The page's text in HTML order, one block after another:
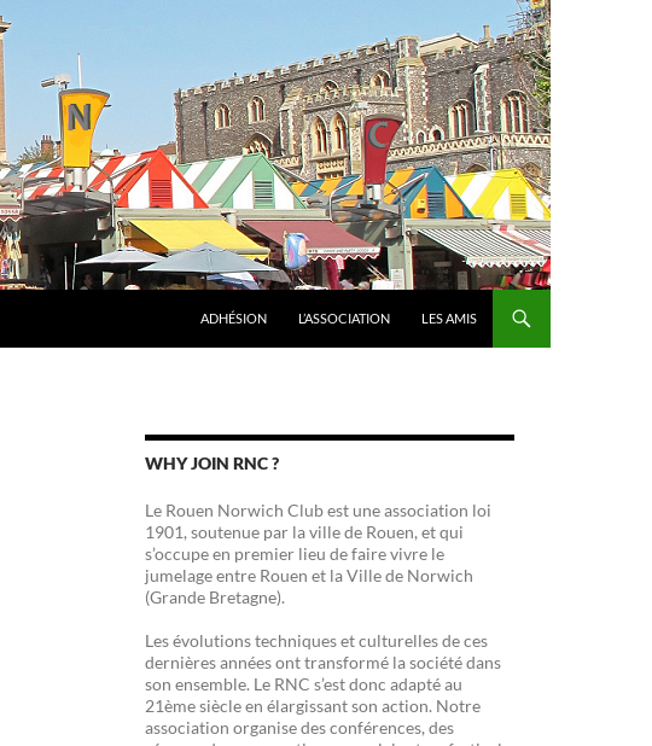
ADHÉSION L’ASSOCIATION LES AMIS
WHY JOIN RNC ?
Le Rouen Norwich Club est une association loi
1901, soutenue par la ville de Rouen, et qui
s’occupe en premier lieu de faire vivre le
jumelage entre Rouen et la Ville de Norwich
(Grande Bretagne).
Les évolutions techniques et culturelles de ces
dernières années ont transformé la société dans
son ensemble. Le RNC s’est donc adapté au
21ème siècle en élargissant son action. Notre
association organise des conférences, des